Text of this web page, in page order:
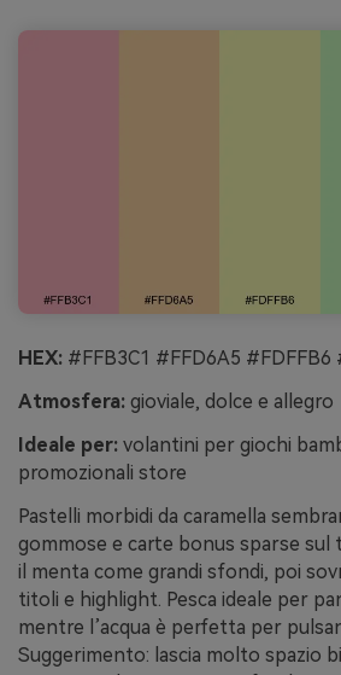
HEX: #FFB3C1 #FFD6A5 #FDFFB6
Atmosfera: gioviale, dolce e allegro
Ideale per: volantini per giochi
promozionali store
Pastelli morbidi da caramella
gommose e carte bonus sparse sul
il menta come grandi sfondi, poi
titoli e highlight. Pesca ideale per
mentre l’acqua è perfetta per
Suggerimento: lascia molto spazio